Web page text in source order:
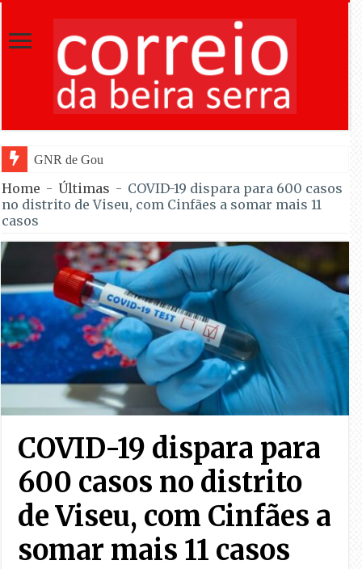
GNR de Gouveia desmantelou alegada rede
Home - Últimas - COVID-19 dispara para 600 casos
no distrito de Viseu, com Cinfães a somar mais 11
casos
COVID-19 dispara para
600 casos no distrito
de Viseu, com Cinfães a
somar mais 11 casos